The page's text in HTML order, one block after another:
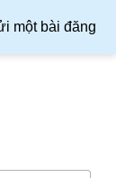
một bài đăng